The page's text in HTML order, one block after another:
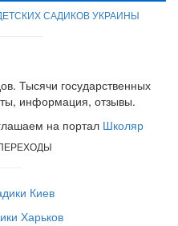
ДЕТСКИХ САДИКОВ УКРАИНЫ
Тысячи государственных
информация, отзывы.
на портал Школяр
Киев
Харьков